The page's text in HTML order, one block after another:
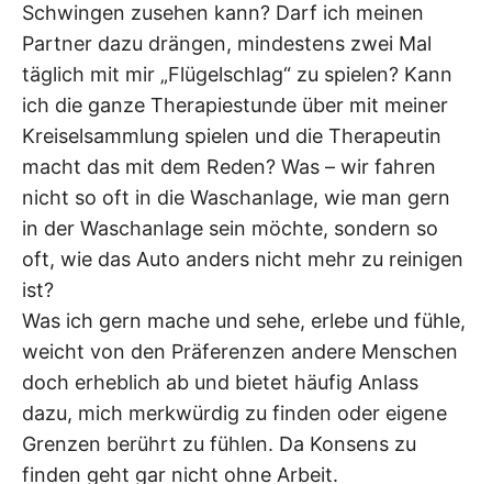
Schwingen zusehen kann? Darf ich meinen
Partner dazu drängen, mindestens zwei Mal
täglich mit mir „Flügelschlag“ zu spielen? Kann
ich die ganze Therapiestunde über mit meiner
Kreiselsammlung spielen und die Therapeutin
macht das mit dem Reden? Was – wir fahren
nicht so oft in die Waschanlage, wie man gern
in der Waschanlage sein möchte, sondern so
oft, wie das Auto anders nicht mehr zu reinigen
ist?
Was ich gern mache und sehe, erlebe und fühle,
weicht von den Präferenzen andere Menschen
doch erheblich ab und bietet häufig Anlass
dazu, mich merkwürdig zu finden oder eigene
Grenzen berührt zu fühlen. Da Konsens zu
finden geht gar nicht ohne Arbeit.